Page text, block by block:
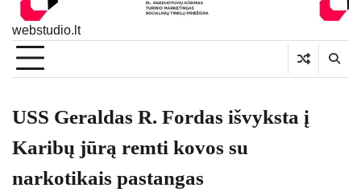
webstudio.lt
USS Geraldas R. Fordas išvyksta į
Karibų jūrą remti kovos su
narkotikais pastangas